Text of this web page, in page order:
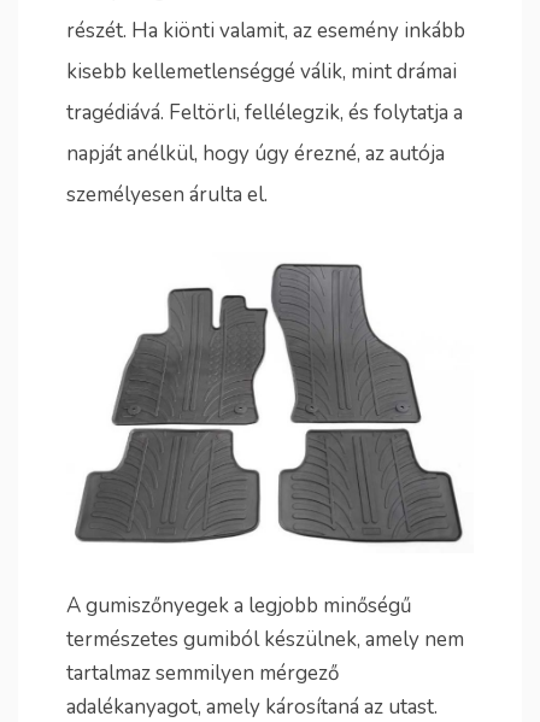
részét. Ha kiönti valamit, az esemény inkább
kisebb kellemetlenséggé válik, mint drámai
tragédiává. Feltörli, fellélegzik, és folytatja a
napját anélkül, hogy úgy érezné, az autója
személyesen árulta el.
A gumiszőnyegek a legjobb minőségű
természetes gumiból készülnek, amely nem
tartalmaz semmilyen mérgező
adalékanyagot, amely károsítaná az utast.